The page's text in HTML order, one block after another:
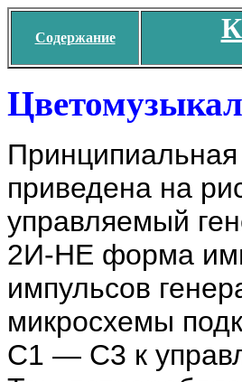
Содержание
Принципиальная
приведена на
управляемый
2И-НЕ форма
импульсов
микросхемы
С1 — С3 к